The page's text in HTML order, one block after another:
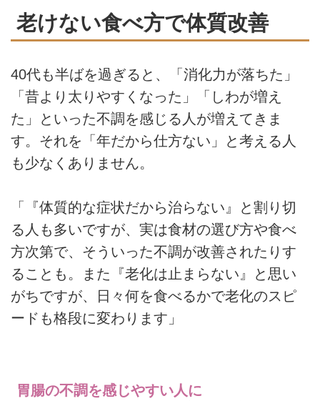
老けない食べ方で体質改善
40代も半ばを過ぎると、「消化力が落ちた」
「昔より太りやすくなった」「しわが増え
た」といった不調を感じる人が増えてきま
す。それを「年だから仕方ない」と考える人
も少なくありません。
「『体質的な症状だから治らない』と割り切
る人も多いですが、実は食材の選び方や食べ
方次第で、そういった不調が改善されたりす
ることも。また『老化は止まらない』と思い
がちですが、日々何を食べるかで老化のスピ
ードも格段に変わります」
胃腸の不調を感じやすい人に